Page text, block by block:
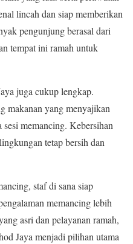
lincah dan siap memberikan
pengunjung berasal dari
tempat ini ramah untuk
juga cukup lengkap.
makanan yang menyajikan
memancing. Kebersihan
tetap bersih dan
staf di sana siap
memancing lebih
asri dan pelayanan ramah,
Jaya menjadi pilihan utama